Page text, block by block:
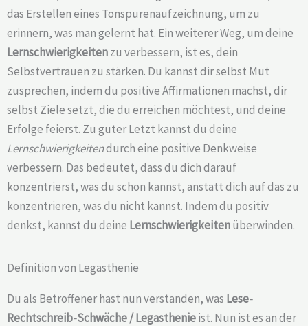
das Erstellen eines Tonspurenaufzeichnung, um zu
erinnern, was man gelernt hat. Ein weiterer Weg, um deine
Lernschwierigkeitenzu verbessern, ist es, dein
Selbstvertrauen zu stärken. Du kannst dir selbst Mut
zusprechen, indem du positive Affirmationen machst, dir
selbst Ziele setzt, die du erreichen möchtest, und deine
Erfolge feierst. Zu guter Letzt kannst du deine
Lernschwierigkeitendurch eine positive Denkweise
verbessern. Das bedeutet, dass du dich darauf
konzentrierst, was du schon kannst, anstatt dich auf das zu
konzentrieren, was du nicht kannst. Indem du positiv
denkst, kannst du deine Lernschwierigkeitenüberwinden.
Definition von Legasthenie
Du als Betroffener hast nun verstanden, was Lese-
Rechtschreib-Schwäche /Legasthenieist. Nun ist es an der